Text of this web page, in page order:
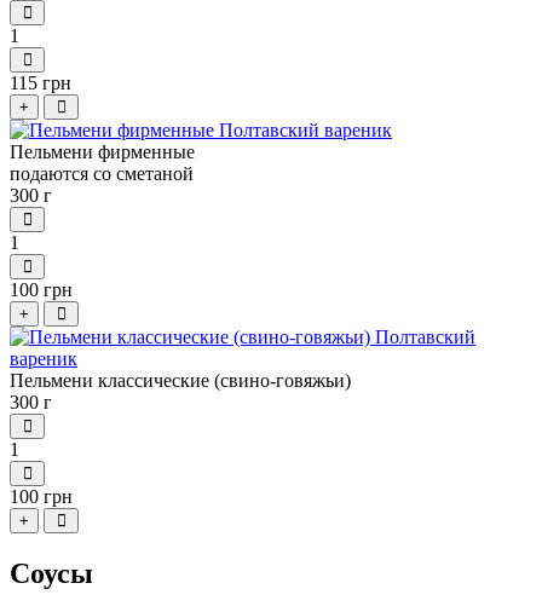
1
115 грн
+
Пельмени фирменные
подаются со сметаной
300 г
1
100 грн
+
Пельмени классические (свино-говяжьи)
300 г
1
100 грн
+
Соусы